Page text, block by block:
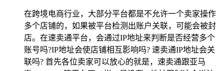
在跨境电商行业，大部分平台都是不允许一个卖家操作
多个店铺的，如果被平台检测出账户关联，可能会被封
店。在速卖通平台，会通过IP地址来判断是否经营多个
账号吗?IP地址会使店铺相互影响吗? 速卖通IP地址会关
联吗? 首先各位卖家可以放心的就是，速卖通跟亚马